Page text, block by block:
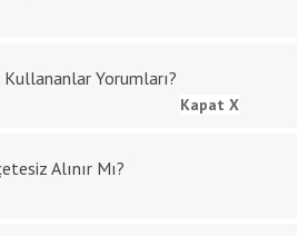
Yorumları?
Alınır Mı?
Kapat X